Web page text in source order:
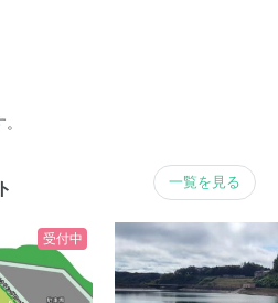
一覧を見る
受付中